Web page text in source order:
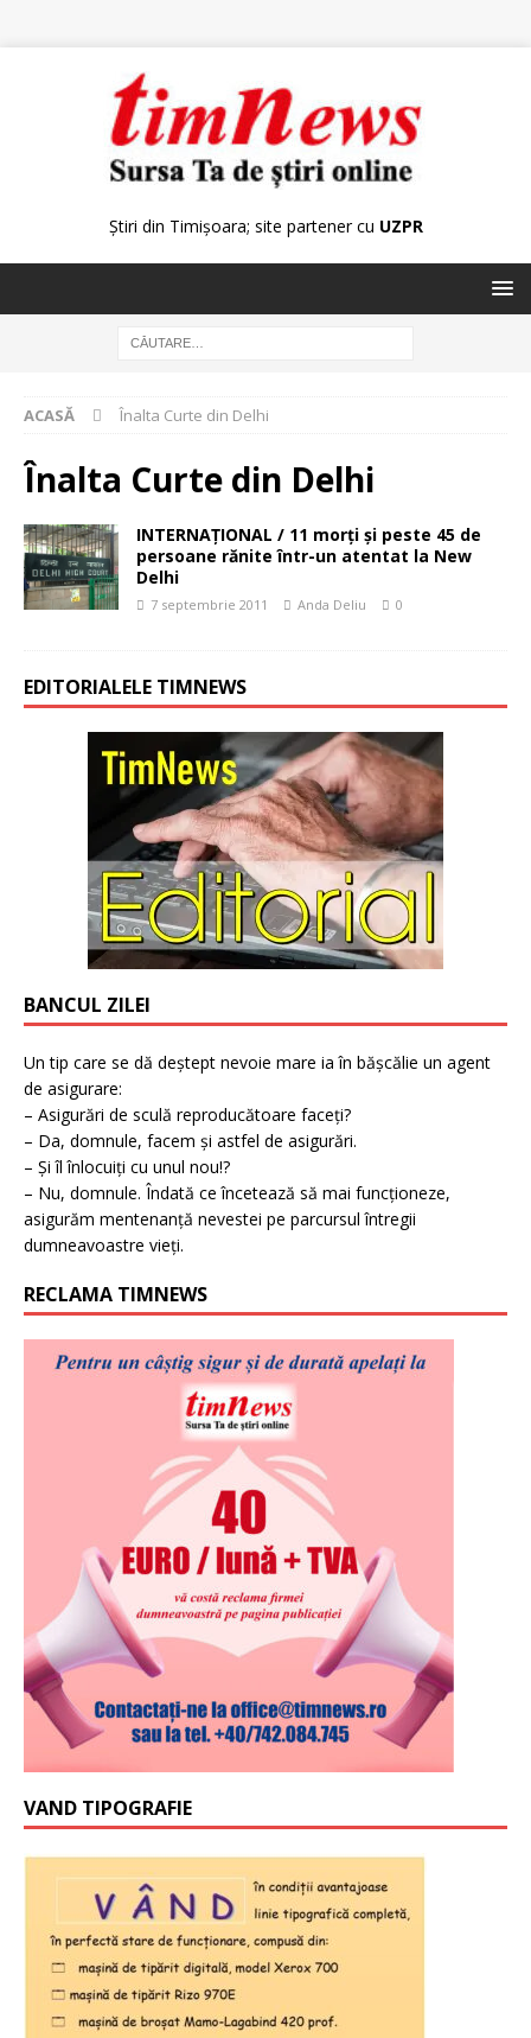
Știri din Timișoara; site partener cu UZPR
ACASĂ Înalta Curte din Delhi
Înalta Curte din Delhi
INTERNAȚIONAL / 11 morți și peste 45 de
persoane rănite într-un atentat la New
Delhi
7 septembrie 2011 Anda Deliu 0
EDITORIALELE TIMNEWS
BANCUL ZILEI
Un tip care se dă deștept nevoie mare ia în bășcălie un agent
de asigurare:
– Asigurări de sculă reproducătoare faceți?
– Da, domnule, facem și astfel de asigurări.
– Și îl înlocuiți cu unul nou!?
– Nu, domnule. Îndată ce încetează să mai funcționeze,
asigurăm mentenanță nevestei pe parcursul întregii
dumneavoastre vieți.
RECLAMA TIMNEWS
VAND TIPOGRAFIE